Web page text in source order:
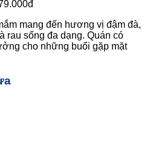
mang đến hương vị đậm đà,
rau sống đa dạng. Quán có
cho những buổi gặp mặt